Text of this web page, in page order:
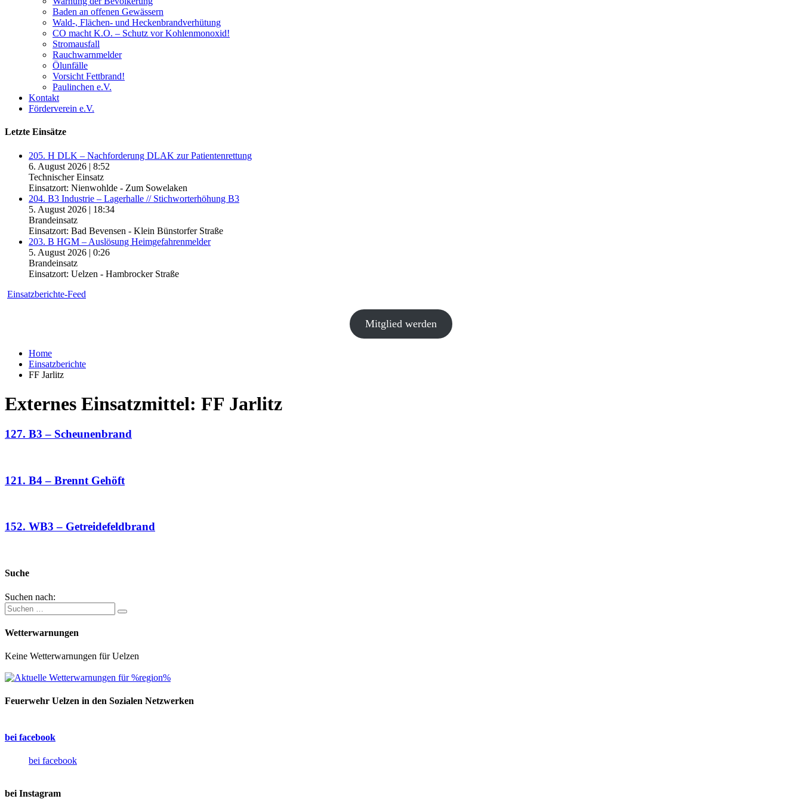
Baden an offenen Gewässern
Wald-, Flächen- und Heckenbrandverhütung
CO macht K.O. – Schutz vor Kohlenmonoxid!
Stromausfall
Rauchwarnmelder
Ölunfälle
Vorsicht Fettbrand!
Paulinchen e.V.
Kontakt
Förderverein e.V.
Letzte Einsätze
205. H DLK – Nachforderung DLAK zur Patientenrettung
6. August 2026 | 8:52
Technischer Einsatz
Einsatzort: Nienwohlde - Zum Sowelaken
204. B3 Industrie – Lagerhalle // Stichworterhöhung B3
5. August 2026 | 18:34
Brandeinsatz
Einsatzort: Bad Bevensen - Klein Bünstorfer Straße
203. B HGM – Auslösung Heimgefahrenmelder
5. August 2026 | 0:26
Brandeinsatz
Einsatzort: Uelzen - Hambrocker Straße
Einsatzberichte-Feed
Mitglied werden
Home
Einsatzberichte
FF Jarlitz
Externes Einsatzmittel: FF Jarlitz
127. B3 – Scheunenbrand
121. B4 – Brennt Gehöft
152. WB3 – Getreidefeldbrand
Suche
Suchen nach:
Wetterwarnungen
Keine Wetterwarnungen für Uelzen
Feuerwehr Uelzen in den Sozialen Netzwerken
bei facebook
bei facebook
bei Instagram